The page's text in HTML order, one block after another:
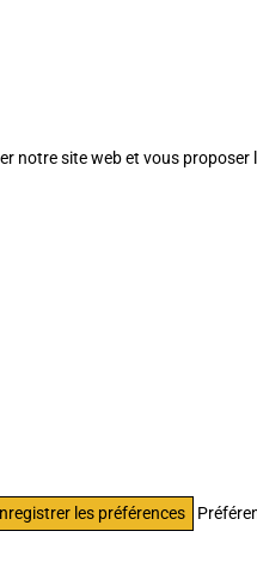
notre site web et vous
les préférences